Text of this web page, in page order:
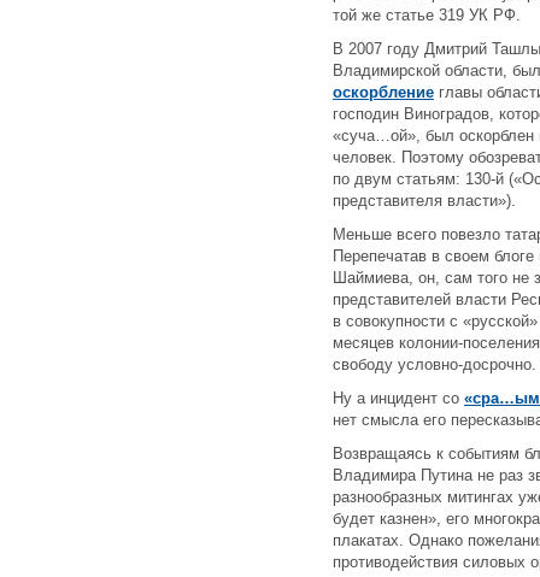
той же статье 319 УК РФ.
В 2007 году Дмитрий
Владимирской области,
оскорбление главы
господин Виноградов,
«суча…ой», был оскорблен
человек. Поэтому
по двум статьям: 130-й
представителя власти»).
Меньше всего повезло
Перепечатав в своем
Шаймиева, он, сам того не
представителей власти
в совокупности с
месяцев колонии-
свободу условно-досрочно.
Ну а инцидент со «сра…ым
нет смысла его
Возвращаясь к событиям
Владимира Путина не раз
разнообразных митингах
будет казнен», его
плакатах. Однако
противодействия силовых